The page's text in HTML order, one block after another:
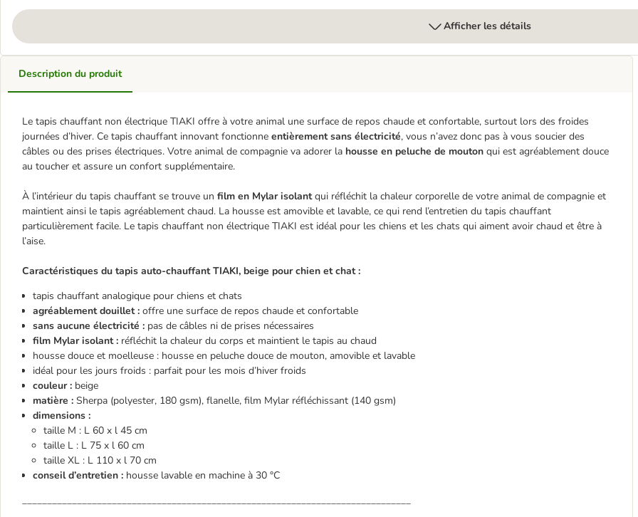
Afficher les détails
Description du produit
Le tapis chauffant non électrique TIAKI offre à votre animal une surface de repos chaude et confortable, surtout lors des froides
journées d’hiver. Ce tapis chauffant innovant fonctionne entièrement sans électricité, vous n’avez donc pas à vous soucier des
câbles ou des prises électriques. Votre animal de compagnie va adorer la housse en peluche de mouton qui est agréablement douce
au toucher et assure un confort supplémentaire.
À l’intérieur du tapis chauffant se trouve un film en Mylar isolantqui réfléchit la chaleur corporelle de votre animal de compagnie et
maintient ainsi le tapis agréablement chaud. La housse est amovible et lavable, ce qui rend l’entretien du tapis chauffant
particulièrement facile. Le tapis chauffant non électrique TIAKI est idéal pour les chiens et les chats qui aiment avoir chaud et être à
l’aise.
Caractéristiques du tapis auto-chauffant TIAKI, beige pour chien et chat :
tapis chauffant analogique pour chiens et chats
agréablement douillet : offre une surface de repos chaude et confortable
sans aucune électricité : pas de câbles ni de prises nécessaires
film Mylar isolant : réfléchit la chaleur du corps et maintient le tapis au chaud
housse douce et moelleuse : housse en peluche douce de mouton, amovible et lavable
idéal pour les jours froids : parfait pour les mois d’hiver froids
couleur : beige
matière : Sherpa (polyester, 180 gsm), flanelle, film Mylar réfléchissant (140 gsm)
dimensions :
taille M : L 60 x l 45 cm
taille L : L 75 x l 60 cm
taille XL : L 110 x l 70 cm
conseil d’entretien : housse lavable en machine à 30 °C
______________________________________________________________________________